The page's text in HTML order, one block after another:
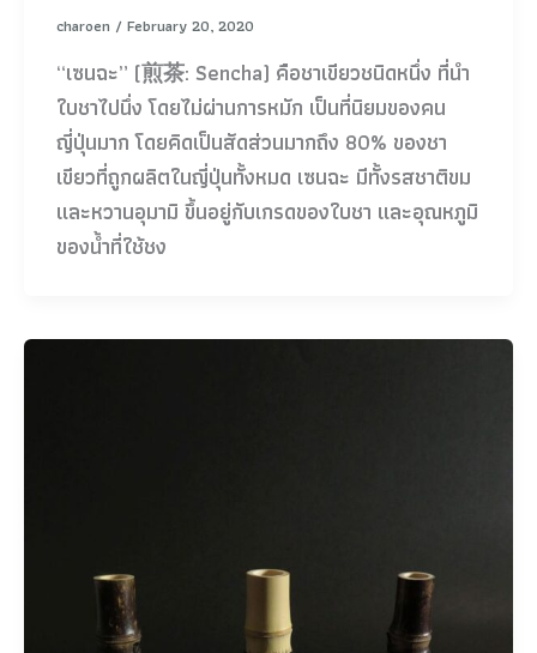
charoen / February 20, 2020
“เซนฉะ” (煎茶: Sencha) คือชาเขียวชนิดหนึ่ง ที่นำ
ใบชาไปนึ่ง โดยไม่ผ่านการหมัก เป็นที่นิยมของคน
ญี่ปุ่นมาก โดยคิดเป็นสัดส่วนมากถึง 80% ของชา
เขียวที่ถูกผลิตในญี่ปุ่นทั้งหมด เซนฉะ มีทั้งรสชาติขม
และหวานอุมามิ ขึ้นอยู่กับเกรดของใบชา และอุณหภูมิ
ของน้ำที่ใช้ชง